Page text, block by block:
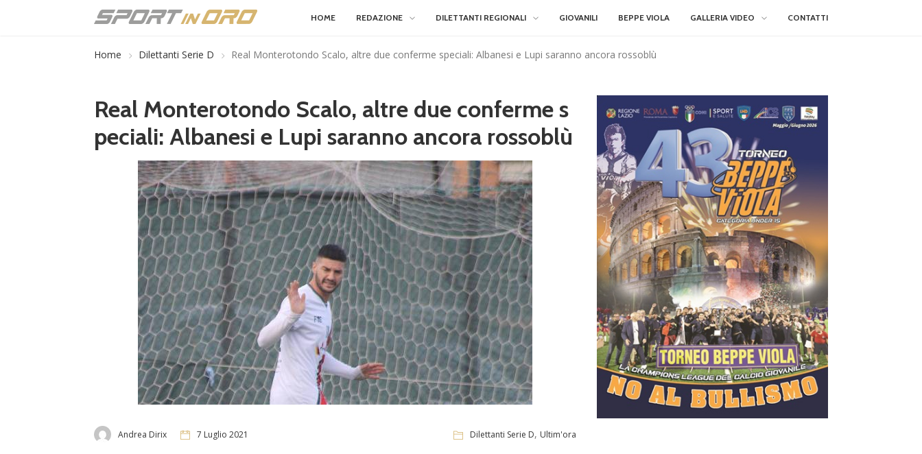
HOME REDAZIONE DILETTANTI REGIONALI GIOVANILI BEPPE VIOLA GALLERIA VIDEO CONTATTI
Home Dilettanti Serie D Real Monterotondo Scalo, altre due conferme speciali: Albanesi e Lupi saranno ancora rossoblù
Real Monterotondo Scalo, altre due conferme s
peciali: Albanesi e Lupi saranno ancora rossoblù
Andrea Dirix 7 Luglio 2021 Dilettanti Serie D, Ultim'ora